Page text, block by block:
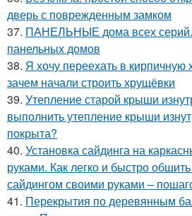
дверь с поврежденным замком
37. ПАНЕЛЬНЫЕ дома всех
панельных домов
38. Я хочу переехать в кирпичную
зачем начали строить хрущёвки
39. Утепление старой крыши
выполнить утепление крыши
покрыта?
40. Установка сайдинга на
руками. Как легко и быстро
сайдингом своими руками –
41. Перекрытия по деревянным